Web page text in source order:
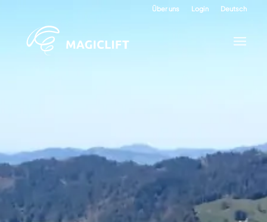
Über uns Login Deutsch